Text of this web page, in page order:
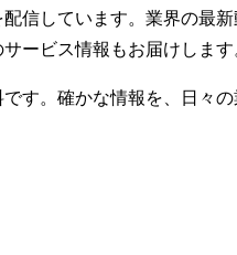
信しています。業界の最
ービス情報もお届けします
す。確かな情報を、日々